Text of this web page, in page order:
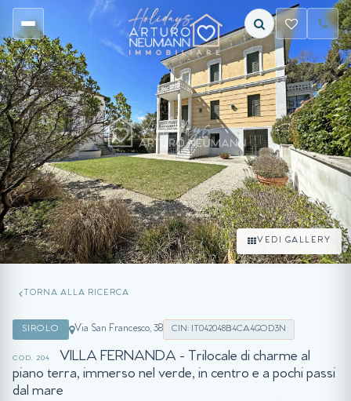
VEDI GALLERY
TORNA ALLA RICERCA
SIROLO Via San Francesco, 38 CIN: IT042048B4CA4GOD3N
COD. 204
VILLA FERNANDA - Trilocale di charme al
piano terra, immerso nel verde, in centro e a pochi passi
dal mare